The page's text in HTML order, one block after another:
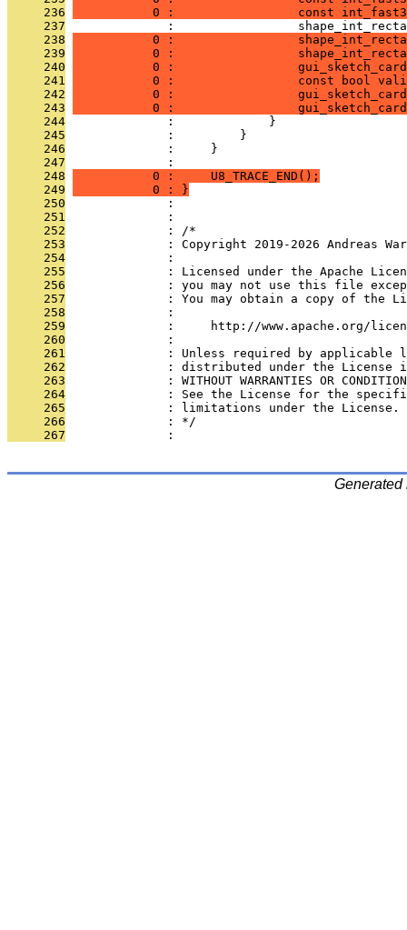
     236
0 :                 const
     237
:
     238
0 :
     239
0 :
     240
0 :
     241
0 :                 const bool
     242
0 :
     243
0 :
     244
              :             }
     245
              :         }
     246
              :     }
     247
              :
     248
           0 :     U8_TRACE_END();
     249
           0 : }
     250
              :
     251
              :
     252
              : /*
     253
: Copyright 2019-2026 Andreas
     254
              :
     255
: Licensed under the Apache
     256
: you may not use this file
     257
: You may obtain a copy of the
     258
              :
     259
:     http://www.apache.org/
     260
              :
     261
: Unless required by applicable
     262
: distributed under the License
     263
: WITHOUT WARRANTIES OR
     264
: See the License for the
     265
              : limitations under the License.
     266
              : */
     267
              :